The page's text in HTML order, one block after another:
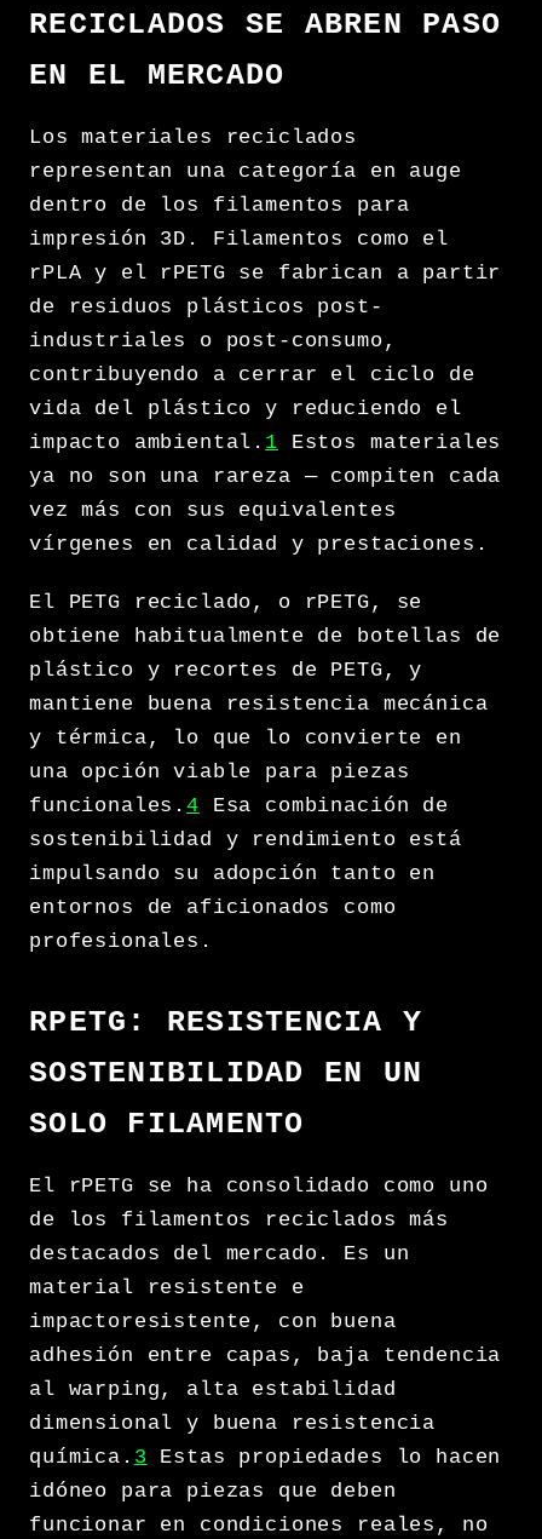
RECICLADOS SE ABREN PASO
EN EL MERCADO
Los materiales reciclados
representan una categoría en auge
dentro de los filamentos para
impresión 3D. Filamentos como el
rPLA y el rPETG se fabrican a partir
de residuos plásticos post-
industriales o post-consumo,
contribuyendo a cerrar el ciclo de
vida del plástico y reduciendo el
impacto ambiental. 1 Estos materiales
ya no son una rareza — compiten cada
vez más con sus equivalentes
vírgenes en calidad y prestaciones.
El PETG reciclado, o rPETG, se
obtiene habitualmente de botellas de
plástico y recortes de PETG, y
mantiene buena resistencia mecánica
y térmica, lo que lo convierte en
una opción viable para piezas
funcionales.4 Esa combinación de
sostenibilidad y rendimiento está
impulsando su adopción tanto en
entornos de aficionados como
profesionales.
RPETG: RESISTENCIA Y
SOSTENIBILIDAD EN UN
SOLO FILAMENTO
El rPETG se ha consolidado como uno
de los filamentos reciclados más
destacados del mercado. Es un
material resistente e
impactoresistente, con buena
adhesión entre capas, baja tendencia
al warping, alta estabilidad
dimensional y buena resistencia
química. 3 Estas propiedades lo hacen
idóneo para piezas que deben
funcionar en condiciones reales, no